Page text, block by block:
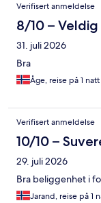
Verifisert anmeldelse
8/10 – Veldig
31. juli 2026
Bra
Åge, reise på 1 natt
Verifisert anmeldelse
10/10 –
29. juli 2026
Bra beliggenhet i
Jarand, reise på 1